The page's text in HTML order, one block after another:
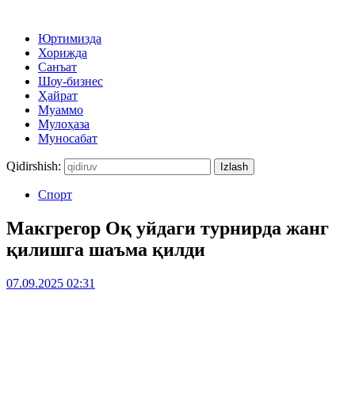
Юртимизда
Хорижда
Санъат
Шоу-бизнес
Ҳайрат
Муаммо
Мулоҳаза
Муносабат
Qidirshish:
Спорт
Макгрегор Оқ уйдаги турнирда жанг
қилишга шаъма қилди
07.09.2025 02:31